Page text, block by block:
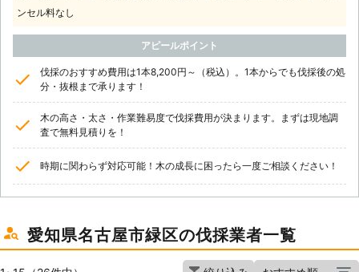
ンセル料なし
アピールポイント
伐採のおすすめ費用は1本8,200円～（税込）。1本からでも伐採後の処
分・抜根まで承ります！
木の高さ・太さ・作業難易度で伐採費用が決まります。まずは現地調
査で無料見積りを！
時期に関わらず対応可能！木の成長に困ったら一度ご相談ください！
愛知県名古屋市緑区の伐採業者一覧